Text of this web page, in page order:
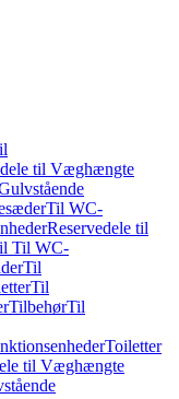
til Væghængte
Til WC-
Reservedele til
Til WC-
Til
Til
TilbehørTil
Toiletter
til Væghængte